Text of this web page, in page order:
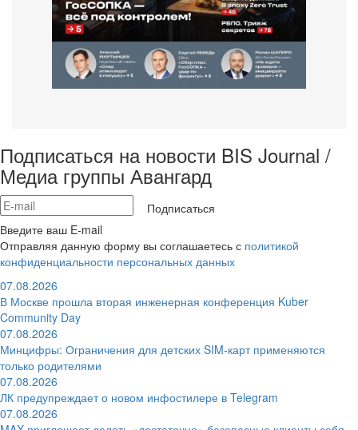
Подписаться на новости BIS Journal /
Медиа группы Авангард
Подписаться
Введите ваш E-mail
Отправляя данную форму вы соглашаетесь с политикой
конфиденциальности персональных данных
07.08.2026
В Москве прошла вторая инженерная конференция Kuber
Community Day
07.08.2026
Минцифры: Ограничения для детских SIM-карт применяются
только родителями
07.08.2026
ЛК предупреждает о новом инфостилере в Telegram
07.08.2026